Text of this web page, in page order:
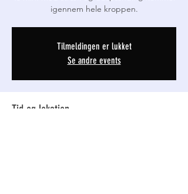
igennem hele kroppen.
Tilmeldingen er lukket
Se andre events
Tid og lokation